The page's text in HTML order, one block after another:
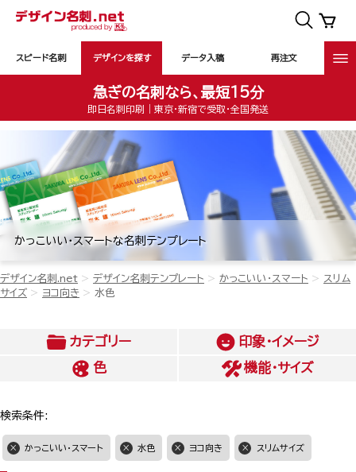
スピード名刺 デザインを探す データ入稿 再注文
急ぎの名刺なら、最短15分
即日名刺印刷｜東京・新宿で受取・全国発送
かっこいい・スマートな名刺テンプレート
デザイン名刺.net デザイン名刺テンプレート かっこいい・スマート
スリム
サイズ
ヨコ向き 水色
カテゴリー
印象・イメージ
色
機能・サイズ
検索条件:
かっこいい・スマート 水色 ヨコ向き スリムサイズ